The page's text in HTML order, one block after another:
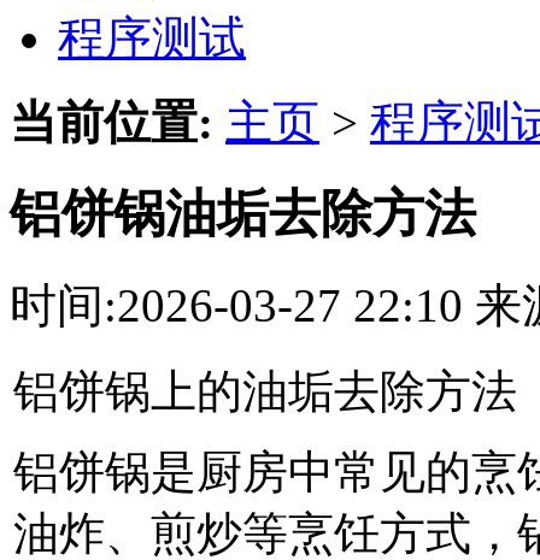
程序测试
当前位置: 主页 > 程序测
铝饼锅油垢去除方法
时间:2026-03-27 22:10
铝饼锅上的油垢去除方法
铝饼锅是厨房中常见的烹
油炸、煎炒等烹饪方式，